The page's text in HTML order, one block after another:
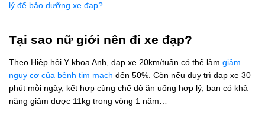
lý để bảo dưỡng xe đạp?
Tại sao nữ giới nên đi xe đạp?
Theo Hiệp hội Y khoa Anh, đạp xe 20km/tuần có thể làm giảm
nguy cơ của bệnh tim mạch đến 50%. Còn nếu duy trì đạp xe 30
phút mỗi ngày, kết hợp cùng chế độ ăn uống hợp lý, bạn có khả
năng giảm được 11kg trong vòng 1 năm…